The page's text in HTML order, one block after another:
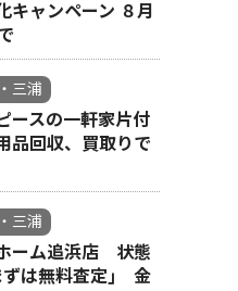
2026.07.31
レ・フレ
横須賀
ャンペーン ８月
三浦
ースの一軒家片付
回収、買取りで
三浦
ーム追浜店 状態
ずは無料査定｣ 金